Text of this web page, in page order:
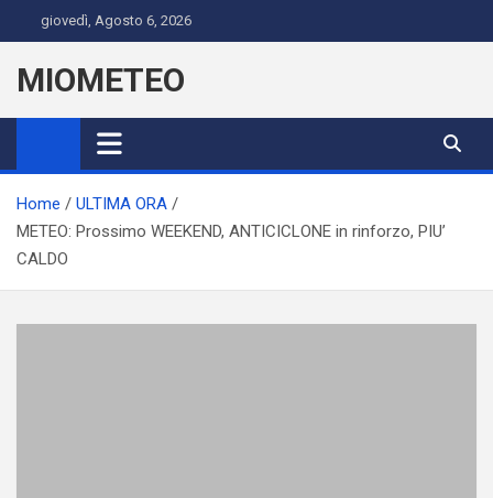
to
content
giovedì, Agosto 6, 2026
MIOMETEO
Home
ULTIMA ORA
METEO: Prossimo WEEKEND, ANTICICLONE in rinforzo, PIU’
CALDO